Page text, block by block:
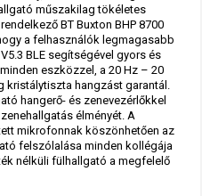
műszakilag tökéletes
BT Buxton BHP 8700
a felhasználók legmagasabb
BLE segítségével gyors és
eszközzel, a 20 Hz – 20
kristálytiszta hangzást garantál.
hangerő- és zenevezérlőkkel
élményét. A
mikrofonnak köszönhetően az
felszólalása minden kollégája
nélküli fülhallgató a megfelelő